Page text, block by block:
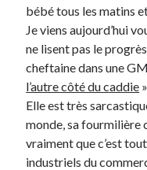
Municipales 2026 : Lyon,
Explorez les Chemins
Lyon !
Quel Lyonnais es-tu, Renaud
A quand une véritable place
Lyon ?
Comment je vis ma vie sur
bébé tous les matins
Je viens aujourd’hui
ne lisent pas le
cheftaine dans une
l’autre côté du caddie
Elle est très
monde, sa fourmilière
vraiment que c’est
industriels du